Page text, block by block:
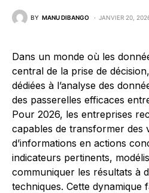
BY MANU DIBANGO JANVIER 20,
Dans un monde où les
central de la prise de
dédiées à l’analyse des
des passerelles efficaces
Pour 2026, les entreprises
capables de transformer des
d’informations en actions
indicateurs pertinents,
communiquer les résultats à
techniques. Cette dynamique